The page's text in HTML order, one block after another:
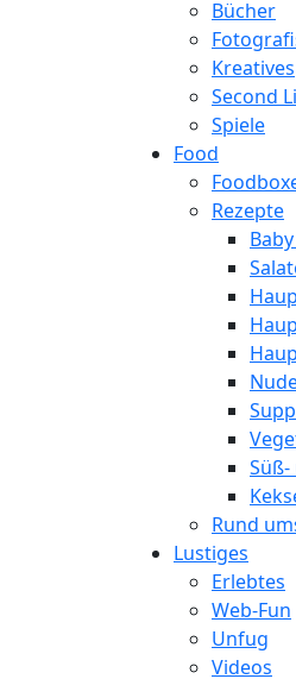
Bücher
Kreatives
Second
Spiele
Food
Rezepte
Rund
Lustiges
Erlebtes
Web-Fun
Unfug
Videos